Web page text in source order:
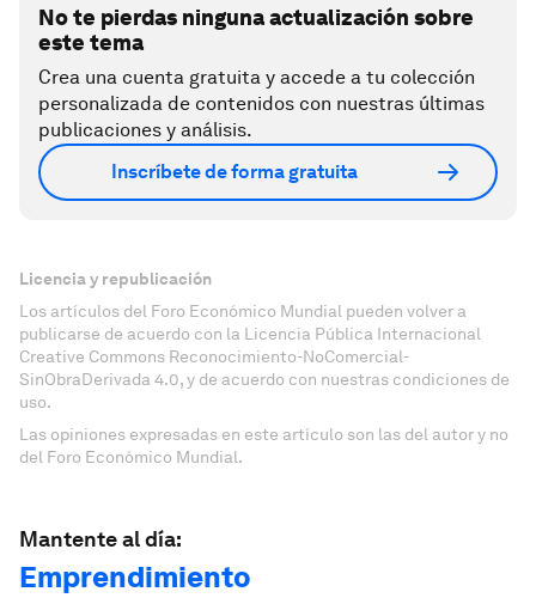
No te pierdas ninguna actualización sobre
este tema
Crea una cuenta gratuita y accede a tu colección
personalizada de contenidos con nuestras últimas
publicaciones y análisis.
Inscríbete de forma gratuita
Licencia y republicación
Los artículos del Foro Económico Mundial pueden volver a
publicarse de acuerdo con la Licencia Pública Internacional
Creative Commons Reconocimiento-NoComercial-
SinObraDerivada 4.0, y de acuerdo con nuestras condiciones de
uso.
Las opiniones expresadas en este artículo son las del autor y no
del Foro Económico Mundial.
Mantente al día:
Emprendimiento